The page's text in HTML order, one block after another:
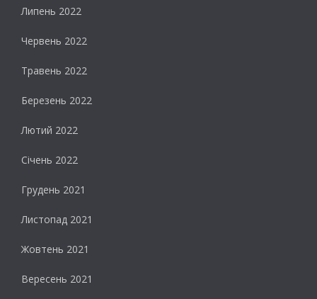
Липень 2022
Червень 2022
Травень 2022
Березень 2022
Лютий 2022
Січень 2022
Грудень 2021
Листопад 2021
Жовтень 2021
Вересень 2021